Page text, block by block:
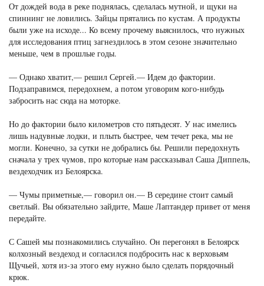
От дождей вода в реке поднялась, сделалась мутной, и щуки на
спиннинг не ловились. Зайцы прятались по кустам. А продукты
были уже на исходе... Ко всему прочему выяснилось, что нужных
для исследования птиц загнездилось в этом сезоне значительно
меньше, чем в прошлые годы.
— Однако хватит,— решил Сергей.— Идем до фактории.
Подзаправимся, передохнем, а потом уговорим кого-нибудь
забросить нас сюда на моторке.
Но до фактории было километров сто пятьдесят. У нас имелись
лишь надувные лодки, и плыть быстрее, чем течет река, мы не
могли. Конечно, за сутки не добрались бы. Решили передохнуть
сначала у трех чумов, про которые нам рассказывал Саша Диппель,
вездеходчик из Белоярска.
— Чумы приметные,— говорил он.— В середине стоит самый
светлый. Вы обязательно зайдите, Маше Лаптандер привет от меня
передайте.
С Сашей мы познакомились случайно. Он перегонял в Белоярск
колхозный вездеход и согласился подбросить нас к верховьям
Щучьей, хотя из-за этого ему нужно было сделать порядочный
крюк.